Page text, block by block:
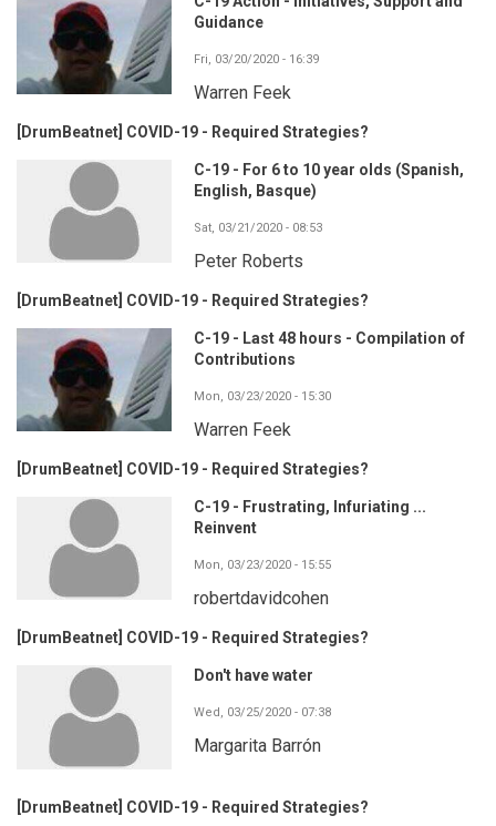
Guidance
Fri, 03/20/2020 - 16:39
Warren Feek
[DrumBeatnet] COVID-19 - Required Strategies?
C-19 - For 6 to 10 year olds (Spanish,
English, Basque)
Sat, 03/21/2020 - 08:53
Peter Roberts
[DrumBeatnet] COVID-19 - Required Strategies?
C-19 - Last 48 hours - Compilation of
Contributions
Mon, 03/23/2020 - 15:30
Warren Feek
[DrumBeatnet] COVID-19 - Required Strategies?
C-19 - Frustrating, Infuriating ...
Reinvent
Mon, 03/23/2020 - 15:55
robertdavidcohen
[DrumBeatnet] COVID-19 - Required Strategies?
Don't have water
Wed, 03/25/2020 - 07:38
Margarita Barrón
[DrumBeatnet] COVID-19 - Required Strategies?